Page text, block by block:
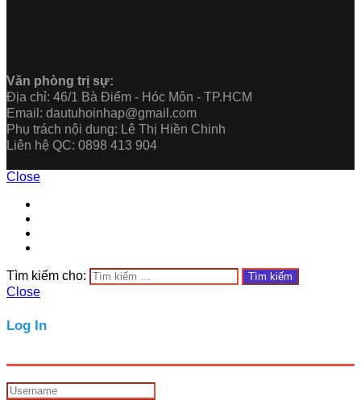
Văn phòng trị sự:
Địa chỉ: 46/1 Bà Điểm - Hóc Môn - TP.HCM
Email: dautuhoinhap@gmail.com
Phụ trách nội dung: Lê Thị Hiền Chinh
Liên hệ QC: 0898 413 904
Close
Tìm kiếm cho:
Close
Log In